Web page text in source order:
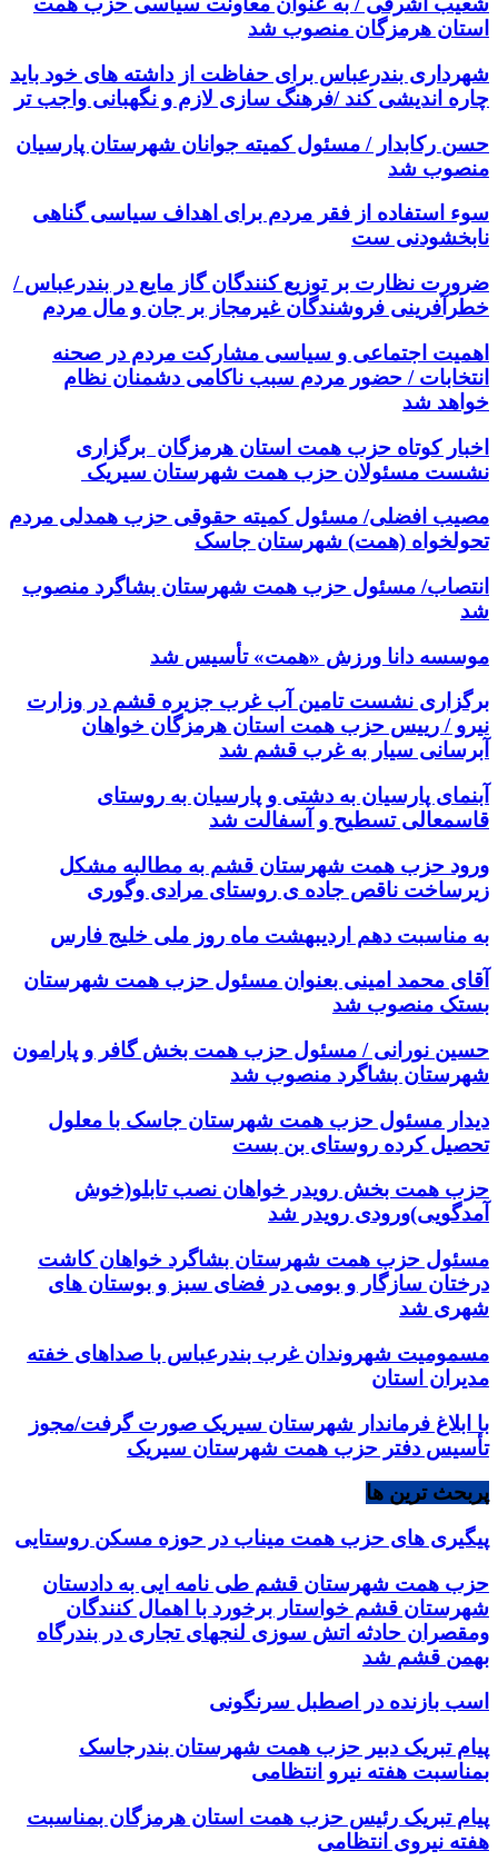
استان هرمزگان منصوب شد
شهرداری بندرعباس برای حفاظت از داشته های خود باید
چاره اندیشی کند /فرهنگ سازی لازم و نگهبانی واجب تر
حسن رکابدار / مسئول کمیته جوانان شهرستان پارسیان
منصوب شد
سوء استفاده از فقر مردم برای اهداف سیاسی گناهی
نابخشودنی ست
ضرورت نظارت بر توزیع کنندگان گاز مایع در بندرعباس /
خطرآفرینی فروشندگان غیرمجاز بر جان و مال مردم
اهمیت اجتماعی و سیاسی مشارکت مردم در صحنه
انتخابات / حضور مردم سبب ناکامی دشمنان نظام
خواهد شد
اخبار کوتاه حزب همت استان هرمزگان برگزاری
نشست مسئولان حزب همت شهرستان سیریک
مصیب افضلی/ مسئول کمیته حقوقی حزب همدلی مردم
تحولخواه (همت) شهرستان جاسک
انتصاب/ مسئول حزب همت شهرستان بشاگرد منصوب
شد
موسسه دانا ورزش «همت» تأسیس شد
برگزاری نشست تامین آب غرب جزیره قشم در وزارت
نیرو / رییس حزب همت استان هرمزگان خواهان
آبرسانی سیار به غرب قشم شد
آبنمای پارسیان به دشتی و پارسیان به روستای
قاسمعالی تسطیح و آسفالت شد
ورود حزب همت شهرستان‌ قشم به مطالبه مشکل
زیرساخت ناقص جاده ی روستای مرادی وگوری
به مناسبت دهم اردیبهشت ماه روز ملی خلیج فارس
آقای محمد امینی بعنوان مسئول حزب همت شهرستان
بستک منصوب شد
حسین نورانی / مسئول حزب همت بخش گافر و پارامون
شهرستان بشاگرد منصوب شد
دیدار مسئول حزب همت شهرستان جاسک با معلول
تحصیل کرده روستای بن بست
حزب همت بخش رویدر خواهان نصب تابلو(خوش
آمدگویی)ورودی رویدر شد
مسئول حزب همت شهرستان بشاگرد خواهان کاشت
درختان سازگار و بومی در فضای سبز و بوستان های
شهری شد
مسمومیت شهروندان غرب بندرعباس با صداهای خفته
مدیران استان
با ابلاغ فرماندار شهرستان سیریک صورت گرفت/مجوز
تأسیس دفتر حزب همت شهرستان سیریک
پربحث ترین ها
پیگیری های حزب همت میناب در حوزه مسکن روستایی
حزب همت شهرستان قشم طی نامه ایی به دادستان
شهرستان قشم خواستار برخورد با اهمال کنندگان
ومقصران حادثه اتش سوزی لنجهای تجاری در بندرگاه
بهمن قشم شد
اسب بازنده در اصطبل سرنگونی
پیام تبریک دبیر حزب همت شهرستان بندرجاسک
بمناسبت هفته نیرو انتظامی
پیام تبریک رئیس حزب همت استان هرمزگان بمناسبت
هفته نیروی انتظامی